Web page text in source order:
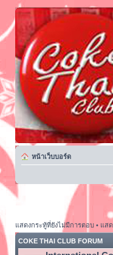
หน้าเว็บบอร์ด
แสดงกระทู้ที่ยังไม่มีการตอบ• แส
COKE THAI CLUB FORUM